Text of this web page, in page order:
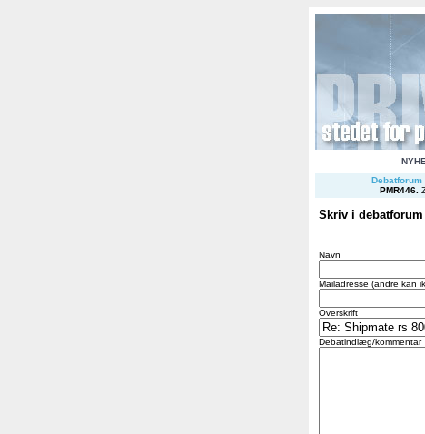
Debatforum
PMR446.
Skriv i debatforum
Navn
Mailadresse (andre kan
Overskrift
Debatindlæg/kommentar